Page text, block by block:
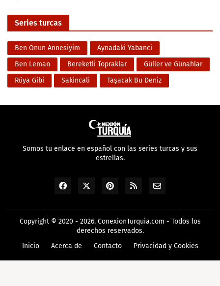
Series turcas
Ben Onun Annesiyim
Aynadaki Yabanci
Ben Leman
Bereketli Topraklar
Güller ve Günahlar
Rüya Gibi
Sakincali Taşacak Bu Deniz
Somos tu enlace en español con las series turcas y sus
estrellas.
Copyright © 2020 - 2026. ConexionTurquia.com - Todos los
derechos reservados.
Inicio
Acerca de Contacto Privacidad y Cookies